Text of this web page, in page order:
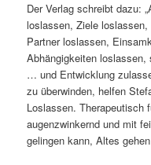
Der Verlag schreibt dazu:
loslassen, Ziele
Partner loslassen,
Abhängigkeiten loslassen,
… und Entwicklung
zu überwinden, helfen
Loslassen. Therapeutisch
augenzwinkernd und mit
gelingen kann, Altes